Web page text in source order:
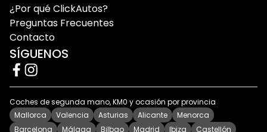
Modelos de Land Rover de segunda
mano en ClickAutos
Land Rover Evoque de segunda mano: SUV
premium con diseño sofisticado y espíritu
aventurero
¿Por qué ClickAutos?
Preguntas Frecuentes
Contacto
SÍGUENOS
Coches de segunda mano, KM0 y ocasión por provincia
Mallorca
Valencia Asturias Alicante
Menorca
Barcelona
Málaga Bilbao Madrid Ibiza Castellón